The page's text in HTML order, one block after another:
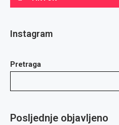
Instagram
Pretraga
Posljednje objavljeno